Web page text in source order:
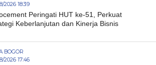
2026 18:39
Peringati HUT ke-51, Perkuat
Keberlanjutan dan Kinerja Bisnis
BOGOR
2026 17:46